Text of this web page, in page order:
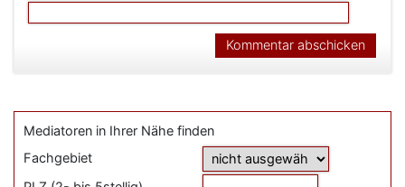
Mediatoren in Ihrer Nähe finden
Fachgebiet